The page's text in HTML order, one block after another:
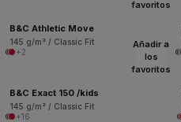
favoritos
B&C Athletic Move
145 g/m² / Classic Fit
+2
Añadir a
los
favoritos
B&C Exact 150 /kids
145 g/m² / Classic Fit
+16